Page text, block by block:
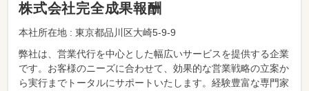
株式会社完全成果報酬
本社所在地 : 東京都品川区大崎5-9-9
弊社は、営業代行を中心とした幅広いサービスを提供する企業
です。お客様のニーズに合わせて、効果的な営業戦略の立案か
ら実行までトータルにサポートいたします。経験豊富な専門家